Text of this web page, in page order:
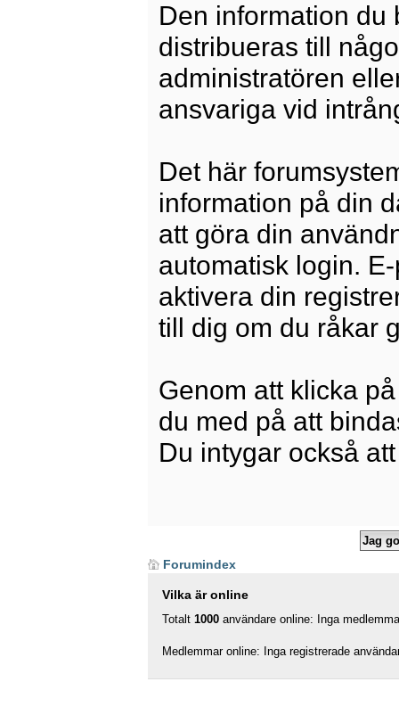
Den information du
distribueras till
administratören
ansvariga vid
Det här
information på din
att göra din
automatisk login.
aktivera din
till dig om du råkar
Genom att klicka
du med på att
Du intygar också
Forumindex
Vilka är online
Totalt 1000 användare online: Inga
Medlemmar online: Inga registrerade